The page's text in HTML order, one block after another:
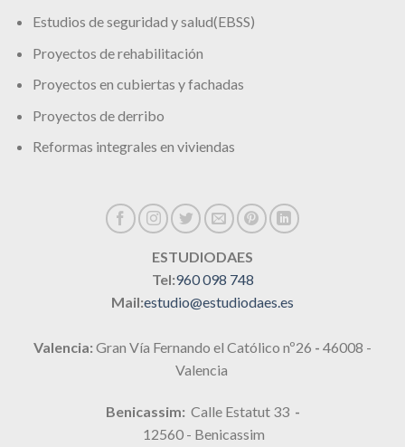
Estudios de seguridad y salud(EBSS)
Proyectos de rehabilitación
Proyectos en cubiertas y fachadas
Proyectos de derribo
Reformas integrales en viviendas
ESTUDIODAES
Tel:960 098 748
Mail:estudio@estudiodaes.es
Valencia: Gran Vía Fernando el Católico nº26 - 46008 -
Valencia
Benicassim: Calle Estatut 33 -
12560 - Benicassim